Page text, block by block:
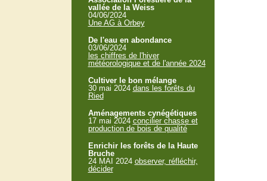
vallée de la Weiss
04/06/2024
Une AG à Orbey
De l'eau en abondance
03/06/2024
les chiffres de l'hiver
météorologique et de l'année 2024
Cultiver le bon mélange
30 mai 2024 dans les forêts du
Ried
Aménagements cynégétiques
17 mai 2024 concilier chasse et
production de bois de qualité
Enrichir les forêts de la Haute
Bruche
24 MAI 2024 observer, réfléchir,
décider